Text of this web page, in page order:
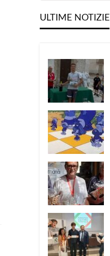
ULTIME NOTIZIE